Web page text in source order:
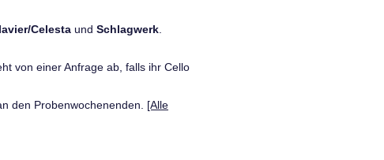
Celesta und Schlagwerk
von einer Anfrage ab, falls ihr Cello
den Probenwochenenden. [Alle